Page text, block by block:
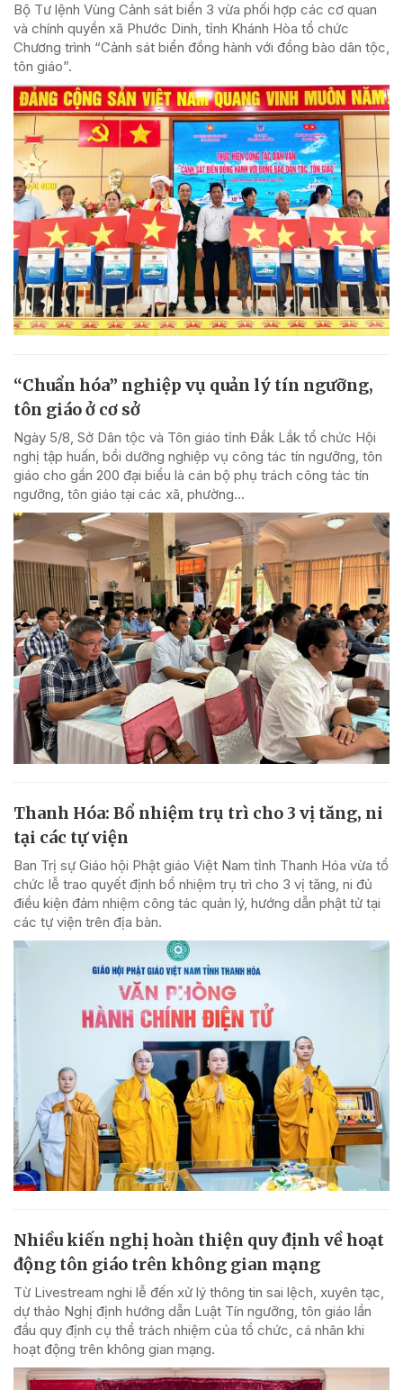
Bộ Tư lệnh Vùng Cảnh sát biển 3 vừa phối hợp các cơ quan
và chính quyền xã Phước Dinh, tỉnh Khánh Hòa tổ chức
Chương trình “Cảnh sát biển đồng hành với đồng bào dân tộc,
tôn giáo”.
“Chuẩn hóa” nghiệp vụ quản lý tín ngưỡng,
tôn giáo ở cơ sở
Ngày 5/8, Sở Dân tộc và Tôn giáo tỉnh Đắk Lắk tổ chức Hội
nghị tập huấn, bồi dưỡng nghiệp vụ công tác tín ngưỡng, tôn
giáo cho gần 200 đại biểu là cán bộ phụ trách công tác tín
ngưỡng, tôn giáo tại các xã, phường...
Thanh Hóa: Bổ nhiệm trụ trì cho 3 vị tăng, ni
tại các tự viện
Ban Trị sự Giáo hội Phật giáo Việt Nam tỉnh Thanh Hóa vừa tổ
chức lễ trao quyết định bổ nhiệm trụ trì cho 3 vị tăng, ni đủ
điều kiện đảm nhiệm công tác quản lý, hướng dẫn phật tử tại
các tự viện trên địa bàn.
Nhiều kiến nghị hoàn thiện quy định về hoạt
động tôn giáo trên không gian mạng
Từ Livestream nghi lễ đến xử lý thông tin sai lệch, xuyên tạc,
dự thảo Nghị định hướng dẫn Luật Tín ngưỡng, tôn giáo lần
đầu quy định cụ thể trách nhiệm của tổ chức, cá nhân khi
hoạt động trên không gian mạng.